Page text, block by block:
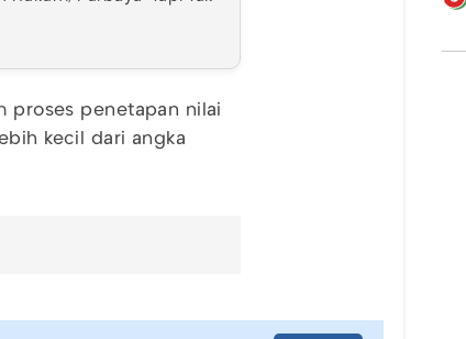
proses penetapan nilai
kecil dari angka